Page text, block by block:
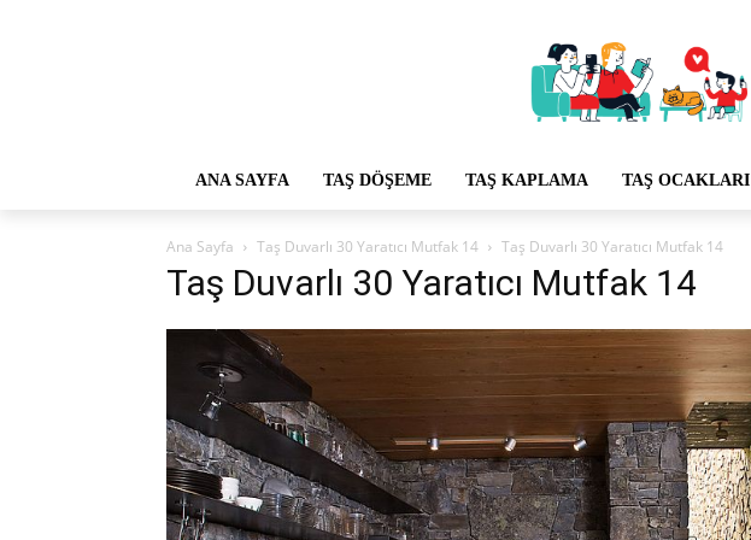
ANA SAYFA TAŞ DÖŞEME TAŞ KAPLAMA TAŞ OCAKLARI
Ana Sayfa Taş Duvarlı 30 Yaratıcı Mutfak 14 Taş Duvarlı 30 Yaratıcı Mutfak 14
Taş Duvarlı 30 Yaratıcı Mutfak 14